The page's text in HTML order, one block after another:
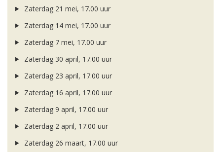
Zaterdag 21 mei, 17.00 uur
Zaterdag 14 mei, 17.00 uur
Zaterdag 7 mei, 17.00 uur
Zaterdag 30 april, 17.00 uur
Zaterdag 23 april, 17.00 uur
Zaterdag 16 april, 17.00 uur
Zaterdag 9 april, 17.00 uur
Zaterdag 2 april, 17.00 uur
Zaterdag 26 maart, 17.00 uur